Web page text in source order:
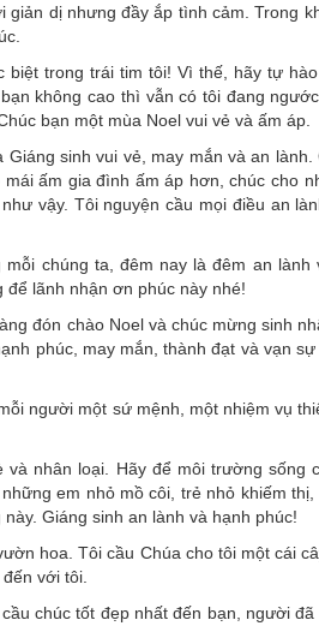
dị nhưng đầy ắp tình cảm. Trong
trong trái tim tôi! Vì thế, hãy tự
không cao thì vẫn có tôi đang
bạn một mùa Noel vui vẻ và ấm áp.
sinh vui vẻ, may mắn và an
ấm gia đình ấm áp hơn, chúc cho
vậy. Tôi nguyện cầu mọi điều an
chúng ta, đêm nay là đêm an
lãnh nhận ơn phúc này nhé!
đón chào Noel và chúc mừng sinh
phúc, may mắn, thành đạt và vạn
người một sứ mệnh, một nhiệm vụ
nhân loại. Hãy để môi trường sống
em nhỏ mồ côi, trẻ nhỏ khiếm
Giáng sinh an lành và hạnh phúc!
hoa. Tôi cầu Chúa cho tôi một cái
với tôi.
chúc tốt đẹp nhất đến bạn, người